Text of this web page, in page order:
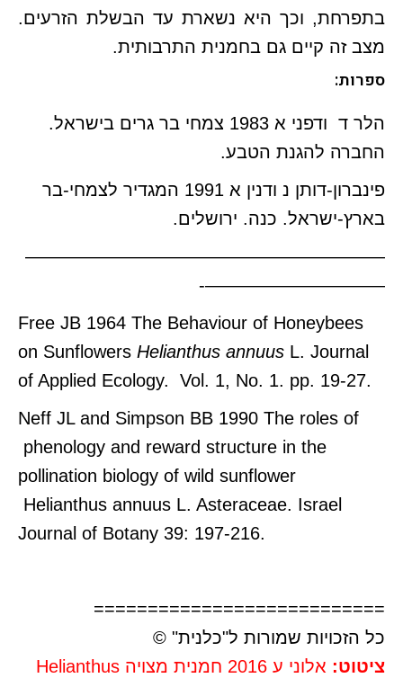
בתפרחת, וכך היא נשארת עד הבשלת הזרעים.
מצב זה קיים גם בחמנית התרבותית.
ספרות:
הלר ד ודפני א 1983 צמחי בר גרים בישראל.
החברה להגנת הטבע.
פינברון-דותן נ ודנין א 1991 המגדיר לצמחי-בר
בארץ-ישראל. כנה. ירושלים.
————————————————————
——————————-
Free JB 1964 The Behaviour of Honeybees
on Sunflowers Helianthus annuus L. Journal
of Applied Ecology. Vol. 1, No. 1. pp. 19-27.
Neff JL and Simpson BB 1990 The roles of
phenology and reward structure in the
pollination biology of wild sunflower
Helianthus annuus L. Asteraceae. Israel
Journal of Botany 39: 197-216.
===========================
כל הזכויות שמורות ל"כלנית" ©
ציטוט:
אלוני ע 2016 חמנית מצויה Helianthus